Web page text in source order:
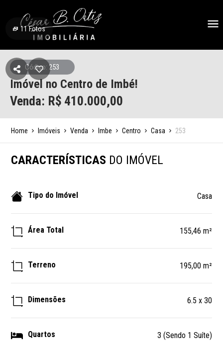
11Fotos
Código: 253
Imóvel no Centro de Imbé!
Venda: R$ 410.000,00
Home Imóveis Venda Imbe Centro Casa 253
CARACTERÍSTICAS DO IMÓVEL
Tipo do Imóvel Casa
Área Total 155,46 m²
Terreno 195,00 m²
Dimensões 6.5 x 30
Quartos 3 (Sendo 1 Suíte)